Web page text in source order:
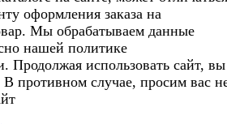
оформления заказа на
Мы обрабатываем данные
нашей политике
Продолжая использовать сайт, вы
В противном случае, просим вас